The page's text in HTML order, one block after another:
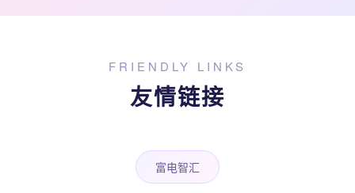
FRIENDLY LINKS
友情链接
富电智汇